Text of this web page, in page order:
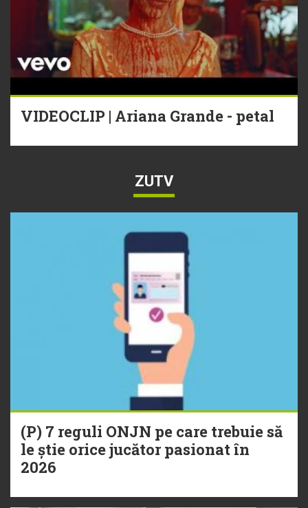
VIDEOCLIP | Ariana Grande - petal
ZUTV
(P) 7 reguli ONJN pe care trebuie să
le știe orice jucător pasionat în
2026